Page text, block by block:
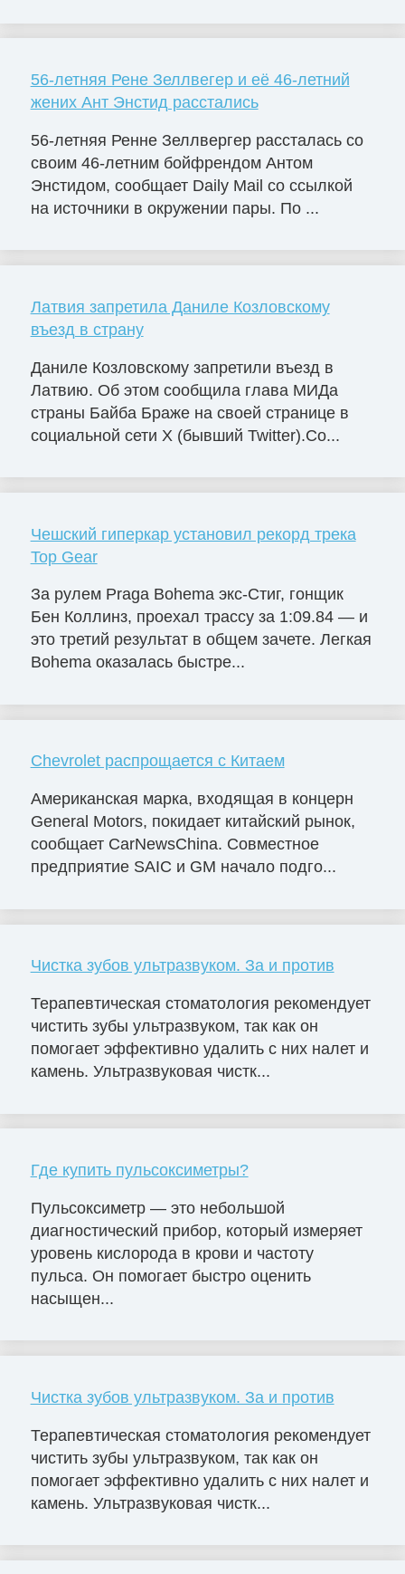
56-летняя Рене Зеллвегер и её 46-летний
жених Ант Энстид расстались
56-летняя Ренне Зеллвергер рассталась со
своим 46-летним бойфрендом Антом
Энстидом, сообщает Daily Mail со ссылкой
на источники в окружении пары. По ...
Латвия запретила Даниле Козловскому
въезд в страну
Даниле Козловскому запретили въезд в
Латвию. Об этом сообщила глава МИДа
страны Байба Браже на своей странице в
социальной сети X (бывший Twitter).Со...
Чешский гиперкар установил рекорд трека
Top Gear
За рулем Praga Bohema экс-Стиг, гонщик
Бен Коллинз, проехал трассу за 1:09.84 — и
это третий результат в общем зачете. Легкая
Bohema оказалась быстре...
Chevrolet распрощается с Китаем
Американская марка, входящая в концерн
General Motors, покидает китайский рынок,
сообщает CarNewsChina. Совместное
предприятие SAIC и GM начало подго...
Чистка зубов ультразвуком. За и против
Терапевтическая стоматология рекомендует
чистить зубы ультразвуком, так как он
помогает эффективно удалить с них налет и
камень. Ультразвуковая чистк...
Где купить пульсоксиметры?
Пульсоксиметр — это небольшой
диагностический прибор, который измеряет
уровень кислорода в крови и частоту
пульса. Он помогает быстро оценить
насыщен...
Чистка зубов ультразвуком. За и против
Терапевтическая стоматология рекомендует
чистить зубы ультразвуком, так как он
помогает эффективно удалить с них налет и
камень. Ультразвуковая чистк...